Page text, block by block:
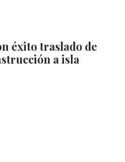
éxito traslado de
a isla